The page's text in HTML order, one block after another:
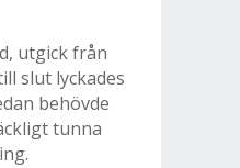
utgick från
slut lyckades
behövde
tunna